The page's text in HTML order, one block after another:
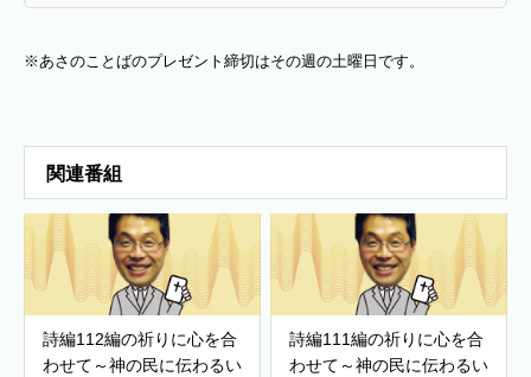
※あさのことばのプレゼント締切はその週の土曜日です。
関連番組
詩編112編の祈りに心を合
わせて～神の民に伝わるい
詩編111編の祈りに心を合
わせて～神の民に伝わるい